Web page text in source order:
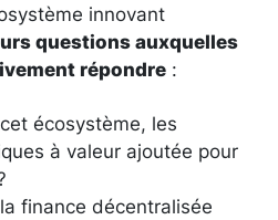
innovant
questions auxquelles
répondre :
écosystème, les
à valeur ajoutée pour
finance décentralisée